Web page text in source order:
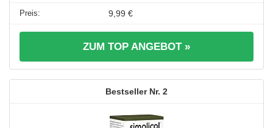
9,99 €
ZUM TOP ANGEBOT »
2